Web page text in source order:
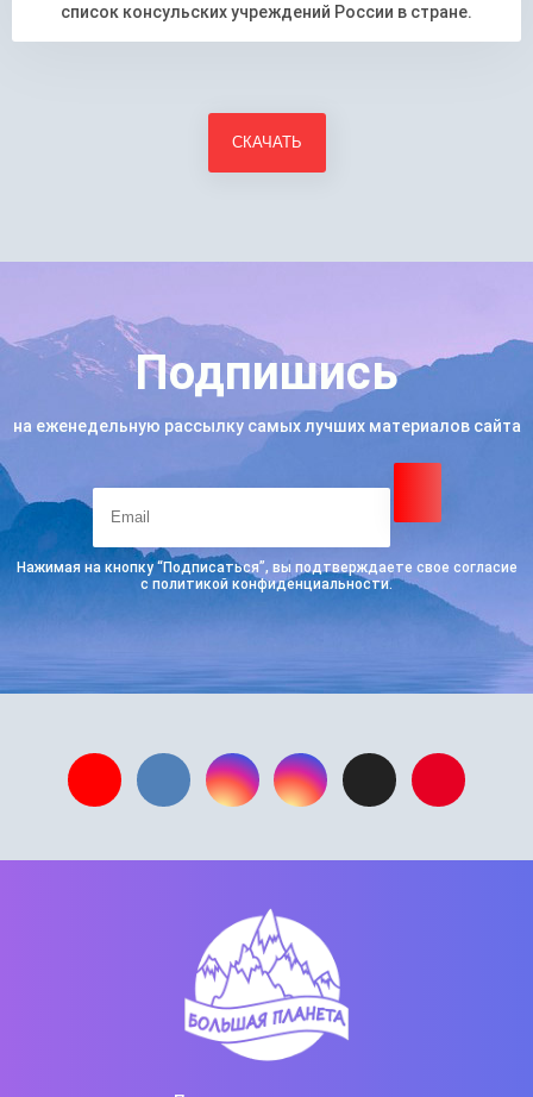
список консульских учреждений России в стране.
Подпишись
на еженедельную рассылку самых лучших материалов сайта
Нажимая на кнопку “Подписаться”, вы подтверждаете свое согласие
с политикой конфиденциальности.